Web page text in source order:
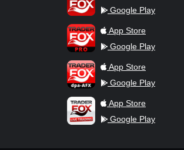
Google Play
TraderFox ProApp Store
Google Play
TraderFox dpa-AFX ProFeed
App Store
Google Play
TraderFox Live Trading
App Store
Google Play